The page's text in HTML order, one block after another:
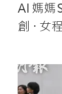
AI 媽媽
創・ 女程